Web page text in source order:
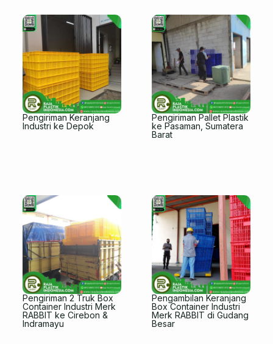
Pengiriman Keranjang
Industri ke Depok
Pengiriman Pallet Plastik
ke Pasaman, Sumatera
Barat
Pengiriman 2 Truk Box
Container Industri Merk
RABBIT ke Cirebon &
Indramayu
Pengambilan Keranjang
Box Container Industri
Merk RABBIT di Gudang
Besar